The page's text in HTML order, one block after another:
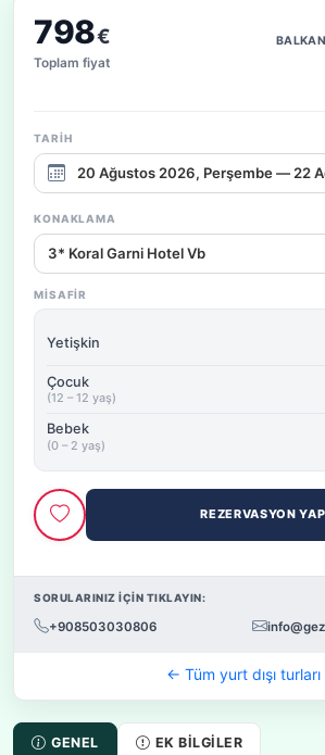
798€
Toplam fiyat
TARIH
Çıkış tarihi aralığı
KONAKLAMA
Konaklama / fiyat seçeneği
MISAFIR
Yetişkin
Çocuk
(12 – 12 yaş)
Bebek
(0 – 2 yaş)
REZERVASYON
SORULARINIZ İÇİN TIKLAYIN:
+908503030806
← Tüm yurt dışı turları
GENEL EK BILGILER